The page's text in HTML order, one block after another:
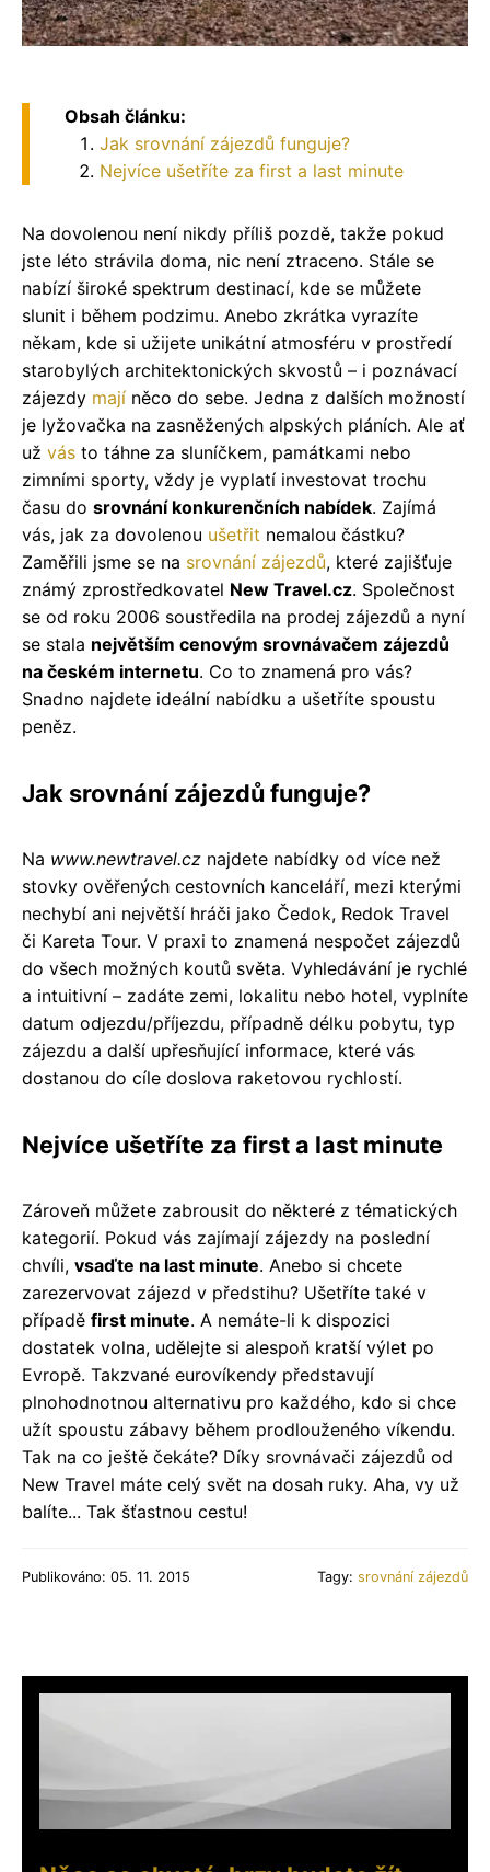
Obsah článku:
Jak srovnání zájezdů funguje?
Nejvíce ušetříte za first a last minute
Na dovolenou není nikdy příliš pozdě, takže pokud
jste léto strávila doma, nic není ztraceno. Stále se
nabízí široké spektrum destinací, kde se můžete
slunit i během podzimu. Anebo zkrátka vyrazíte
někam, kde si užijete unikátní atmosféru v prostředí
starobylých architektonických skvostů – i poznávací
zájezdy mají něco do sebe. Jedna z dalších možností
je lyžovačka na zasněžených alpských pláních. Ale ať
už vás to táhne za sluníčkem, památkami nebo
zimními sporty, vždy je vyplatí investovat trochu
času do srovnání konkurenčních nabídek. Zajímá
vás, jak za dovolenou ušetřit nemalou částku?
Zaměřili jsme se na srovnání zájezdů, které zajišťuje
známý zprostředkovatel New Travel.cz. Společnost
se od roku 2006 soustředila na prodej zájezdů a nyní
se stala největším cenovým srovnávačem zájezdů
na českém internetu. Co to znamená pro vás?
Snadno najdete ideální nabídku a ušetříte spoustu
peněz.
Jak srovnání zájezdů funguje?
Na www.newtravel.cz najdete nabídky od více než
stovky ověřených cestovních kanceláří, mezi kterými
nechybí ani největší hráči jako Čedok, Redok Travel
či Kareta Tour. V praxi to znamená nespočet zájezdů
do všech možných koutů světa. Vyhledávání je rychlé
a intuitivní – zadáte zemi, lokalitu nebo hotel, vyplníte
datum odjezdu/příjezdu, případně délku pobytu, typ
zájezdu a další upřesňující informace, které vás
dostanou do cíle doslova raketovou rychlostí.
Nejvíce ušetříte za first a last minute
Zároveň můžete zabrousit do některé z tématických
kategorií. Pokud vás zajímají zájezdy na poslední
chvíli, vsaďte na last minute. Anebo si chcete
zarezervovat zájezd v předstihu? Ušetříte také v
případě first minute. A nemáte-li k dispozici
dostatek volna, udělejte si alespoň kratší výlet po
Evropě. Takzvané eurovíkendy představují
plnohodnotnou alternativu pro každého, kdo si chce
užít spoustu zábavy během prodlouženého víkendu.
Tak na co ještě čekáte? Díky srovnávači zájezdů od
New Travel máte celý svět na dosah ruky. Aha, vy už
balíte... Tak šťastnou cestu!
Publikováno: 05. 11. 2015 Tagy: srovnání zájezdů